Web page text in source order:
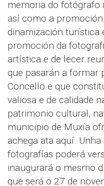
memoria do fotógrafo
así como a
dinamización
promoción da
artística e de lecer
que pasarán a formar
Concello e que
valiosa e de calidade
patrimonio cultural,
municipio de Muxía
achega ata aquí.
fotografías poderá
inaugurará o mesmo
que será o 27 de